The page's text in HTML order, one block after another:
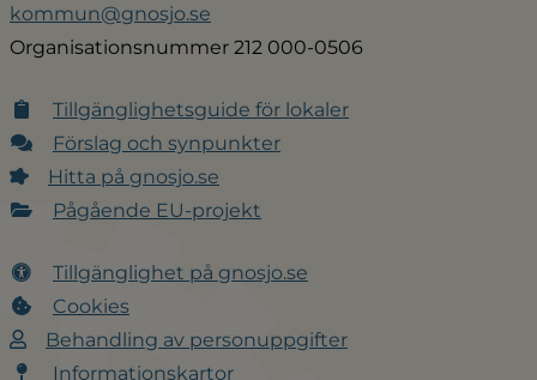
kommun@gnosjo.se
Organisationsnummer 212 000-0506
Tillgänglighetsguide för lokaler
Förslag och synpunkter
Hitta på gnosjo.se
Pågående EU-projekt
Tillgänglighet på gnosjo.se
Cookies
Behandling av personuppgifter
Informationskartor